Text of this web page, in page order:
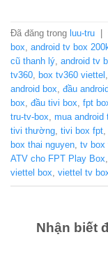
Đã đăng trong luu-tru
box, android tv box
cũ thanh lý, android tv
tv360, box tv360 viettel ,
android box, đầu
box, đầu tivi box, fpt
tru-tv-box, mua android
tivi thường, tivi box fpt,
box thai nguyen, tv box
ATV cho FPT Play Box,
viettel box, viettel tv
Nhận biết